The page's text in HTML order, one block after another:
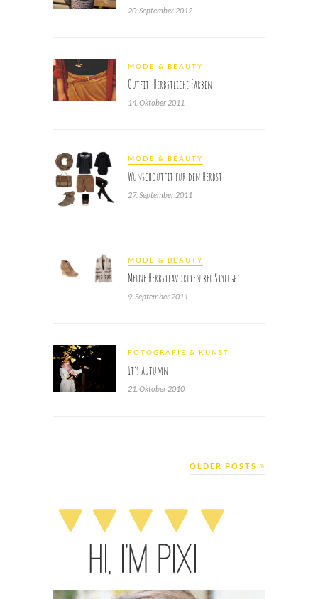
20. September 2012
MODE & BEAUTY
Outfit: Herbstliche Farben
14. Oktober 2011
MODE & BEAUTY
Wunschoutfit für den Herbst
27. September 2011
MODE & BEAUTY
Meine Herbstfavoriten bei Stylight
9. September 2011
FOTOGRAFIE & KUNST
It’s autumn
21. Oktober 2010
OLDER POSTS